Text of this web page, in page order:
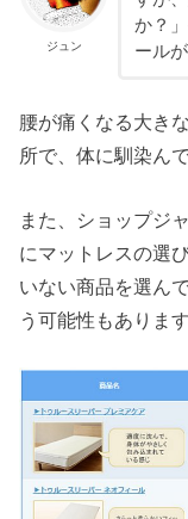
ジュン
か？
ール
腰が痛くなる大き
所で、体に馴染ん
また、ショップジ
にマットレスの選
いない商品を選ん
う可能性もあります